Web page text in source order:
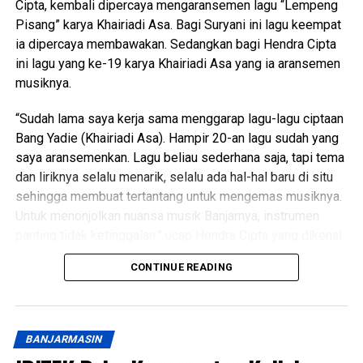
terhadap perbaikan sistem dan peningkatan mutu
pelayanan publik yang dilaksanakan oleh Pemerintah
Daerah maupun Instansi Vertikal kepada masyarakat luas.
Dukungan penuh terhadap Opini Ombudsman RI diutarakan
pula oleh Pemerintah Provinsi Kalimantan Selatan.
Mewakili Gubernur Kalsel, Asisten Administrasi Umum
Sekretariat Daerah Kalsel, Dinansyah, menyampaikan kata
sambutan. Bahwa Pemerintah Provinsi Kalimantan Selatan
berkomitmen penuh untuk terus bersinergi dengan
Ombudsman guna memastikan tata kelola pemerintahan
profesional, dan berkeadilan bagi masyarakat.
menghadirkan Hadi Rahman, Kepala Perwakilan
Ombudsman Kalsel, yang menyampaikan gambaran umum
Cipta, kembali dipercaya mengaransemen lagu “Lempeng
Pisang” karya Khairiadi Asa. Bagi Suryani ini lagu keempat
ia dipercaya membawakan. Sedangkan bagi Hendra Cipta
ini lagu yang ke-19 karya Khairiadi Asa yang ia aransemen
musiknya.
“Sudah lama saya kerja sama menggarap lagu-lagu ciptaan
Bang Yadie (Khairiadi Asa). Hampir 20-an lagu sudah yang
saya aransemenkan. Lagu beliau sederhana saja, tapi tema
dan liriknya selalu menarik, selalu ada hal-hal baru di situ
sehingga membuat tertantang untuk mengemas musiknya.
Untuk menonjolkan nuansa musik Banjarnya, instrumen
sebagai pimpinan grup musik panting Balahindang.
Khairiadi Asa ini dari judulnya saja orang sudah tahu atau
paham. Jenis kuliner Banjar yang populer dari dulu,
sehingga pesan lagunya mudah ditangkap.
CONTINUE READING
BANJARMASIN